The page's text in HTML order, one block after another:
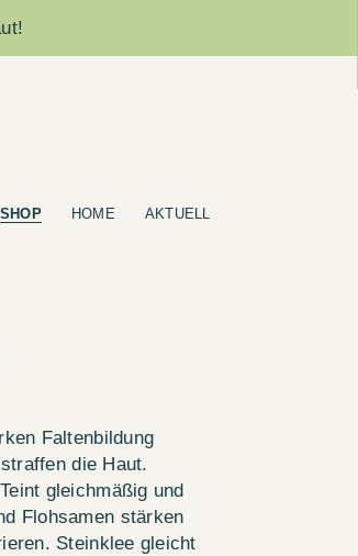
SHOP HOME AKTUELL
Faltenbildung
die Haut.
gleichmäßig und
Flohsamen stärken
Steinklee gleicht